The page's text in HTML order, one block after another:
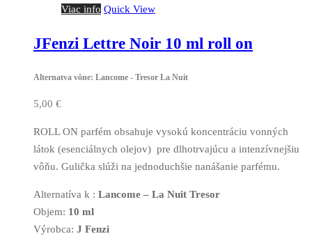
Viac info Quick View
JFenzi Lettre Noir 10 ml roll on
Alternatva vône: Lancome - Tresor La Nuit
5,00 €
ROLL ON parfém obsahuje vysokú koncentráciu vonných
látok (esenciálnych olejov) pre dlhotrvajúcu a intenzívnejšiu
vôňu. Gulička slúži na jednoduchšie nanášanie parfému.
Alternatíva k : Lancome – La Nuit Tresor
Objem: 10 ml
Výrobca: J Fenzi